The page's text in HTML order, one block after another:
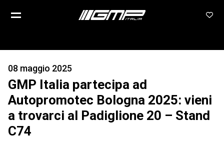
08 maggio 2025
GMP Italia partecipa ad
Autopromotec Bologna 2025: vieni
a trovarci al Padiglione 20 – Stand
C74